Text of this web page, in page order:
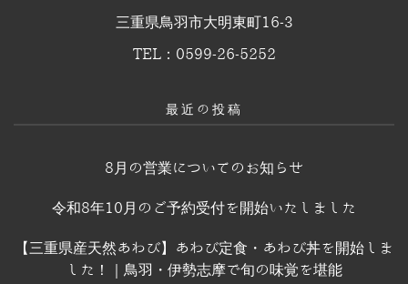
三重県鳥羽市大明東町16-3
TEL：0599-26-5252
最近の投稿
8月の営業についてのお知らせ
令和8年10月のご予約受付を開始いたしました
【三重県産天然あわび】あわび定食・あわび丼を開始しま
した！｜鳥羽・伊勢志摩で旬の味覚を堪能